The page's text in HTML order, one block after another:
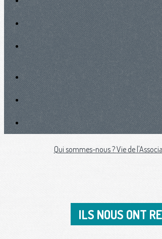
Qui sommes-nous ?Vie de
ILS NOUS ONT